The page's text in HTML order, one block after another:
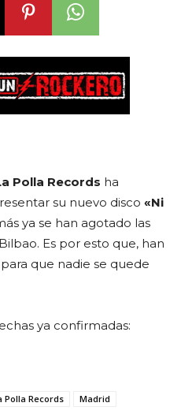
Polla Records ha
su nuevo disco «Ni
ya se han agotado las
Es por esto que, han
que nadie se quede
ya confirmadas:
Polla Records
Madrid